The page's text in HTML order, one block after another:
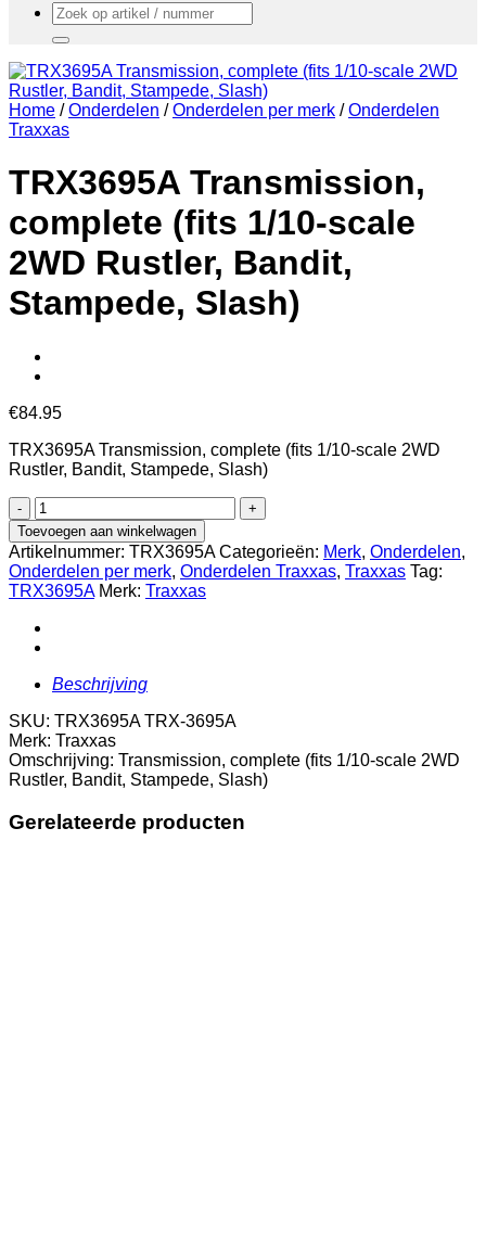
Zoeken
naar:
Home / Onderdelen / Onderdelen per merk / Onderdelen
Traxxas
TRX3695A Transmission,
complete (fits 1/10-scale
2WD Rustler, Bandit,
Stampede, Slash)
€84.95
TRX3695A Transmission, complete (fits 1/10-scale 2WD
Rustler, Bandit, Stampede, Slash)
TRX3695A
Transmission,
complete
(fits
1/10-
scale
2WD
Rustler,
Stampede,
aantal
Toevoegen aan winkelwagen
Artikelnummer: TRX3695A Categorieën: Merk, Onderdelen,
Onderdelen per merk, Onderdelen Traxxas, Traxxas Tag:
TRX3695A Merk: Traxxas
Beschrijving
SKU: TRX3695A TRX-3695A
Merk: Traxxas
Omschrijving: Transmission, complete (fits 1/10-scale 2WD
Rustler, Bandit, Stampede, Slash)
Gerelateerde producten